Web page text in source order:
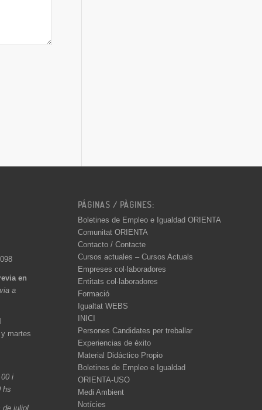
en
a
martes
i
hs
juliol,
PÁGINAS / PÀGINES:
Boletines de Empleo e Igualdad ORIENTA
Comunitat ORIENTA
Contacto / Contacte
Cursos actuales – Cursos Actuals
Empreses col·laboradores
Entitats col·laboradores
Formació
Igualtat WEBS
INICI
Persones Candidates per treballar
Experiencias de éxito
Material Didáctico Propio
Boletines de Empleo e Igualdad
ORIENTA-USO
Medi Ambient
Notícies